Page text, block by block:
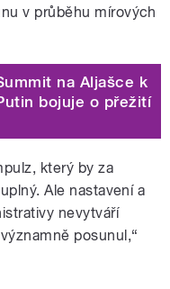
v průběhu mírových
na Aljašce k
bojuje o přežití
který by za
Ale nastavení a
nevytváří
posunul,“